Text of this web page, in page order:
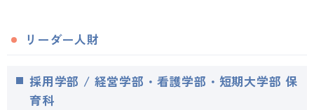
リーダー人財
採用学部 / 経営学部・看護学部・短期大学部 保
育科